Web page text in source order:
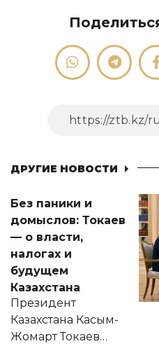
ДРУГИЕ НОВОСТИ
Без паники и
домыслов: Токаев
— о власти,
налогах и
будущем
Казахстана
Президент
Казахстана Касым-
Жомарт Токаев